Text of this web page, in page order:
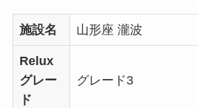
施設名 山形座 瀧波
Relux
グレー
ド
グレード3